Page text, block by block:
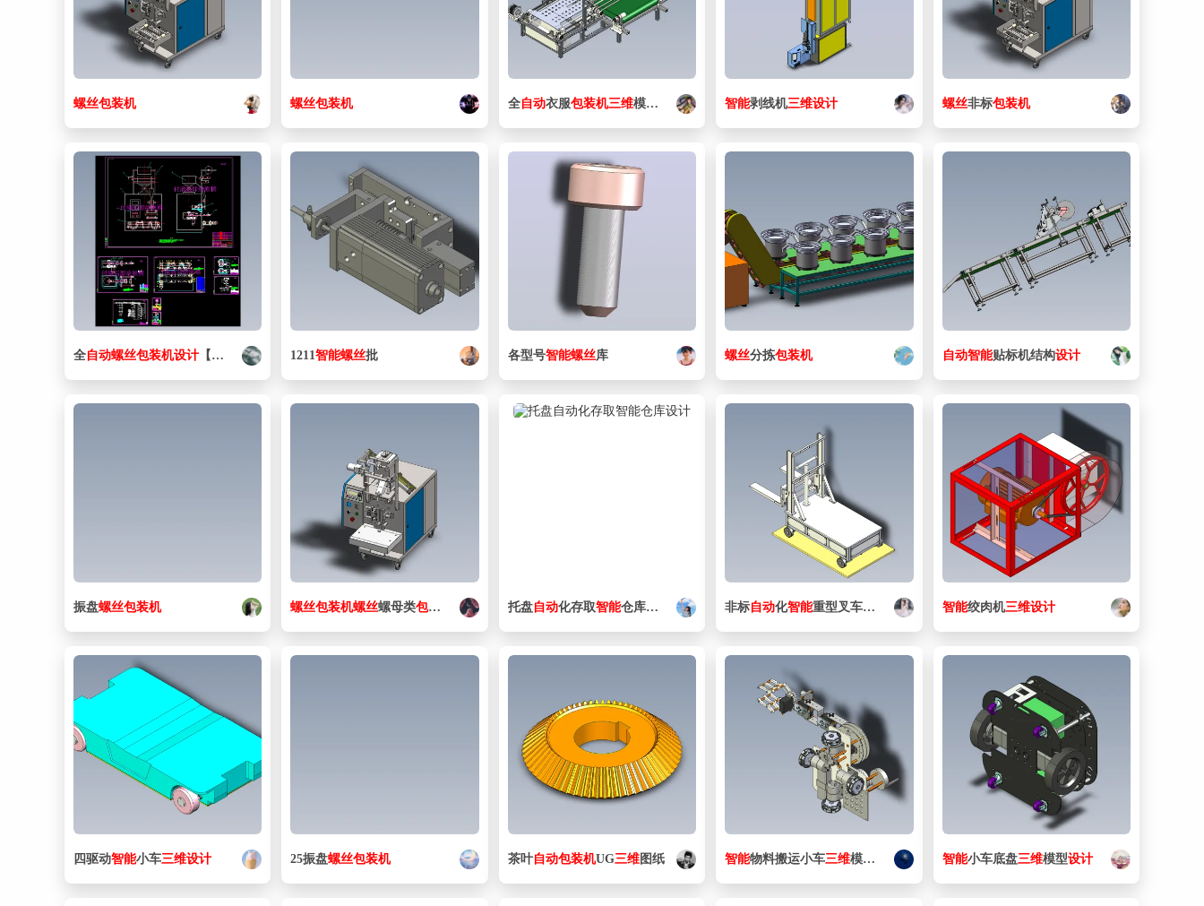
26. 包装机-1-2-1.SLDPRT
27. 包装机-1-2.SLDPRT 66.9 KB
28. 包装机-1-20-1.SLDPRT 202 KB
29. 包装机-1-20.SLDPRT 202 KB
32. 包装机-1-22-1.SLDPRT 99.2 KB
33. 包装机-1-22.SLDPRT 99.2 KB
34. 包装机-1-23-1.SLDPRT
36. 包装机-1-24-1.SLDPRT 155 KB
123 KB
39. 包装机-1-25.SLDPRT 123 KB
40. 包装机-1-26-1.SLDPRT 132 KB
41. 包装机-1-26.SLDPRT
42. 包装机-1-28-1.SLDPRT
43. 包装机-1-28.SLDPRT 168 KB
46. 包装机-1-3-1.SLDPRT
47. 包装机-1-3.SLDPRT
48. 包装机-1-30-1.SLDPRT 136 KB
50. 包装机-1-31-1.SLDPRT 145 KB
51. 包装机-1-31.SLDPRT 145 KB
螺丝包装机 螺丝包装机 全自动衣服包装机三维模型 设计资料 智能剥线机三维设计 螺丝非标包装机
全自动螺丝包装机设计 【全套CAD图纸和毕业论文】 1211智能螺丝批 各型号智能螺丝库 螺丝分拣包装机 自动智能贴标机结构设计
振盘螺丝包装机 螺丝包装机螺丝螺母类包装机 颗粒粉尘 包装机3d图纸
托盘自动化存取智能仓库设计 非标自动化智能重型叉车设计 智能绞肉机三维设计
四驱动智能小车三维设计 25振盘螺丝包装机 茶叶自动包装机UG三维图纸 智能物料搬运小车三维模型 设计 智能小车底盘三维模型设计